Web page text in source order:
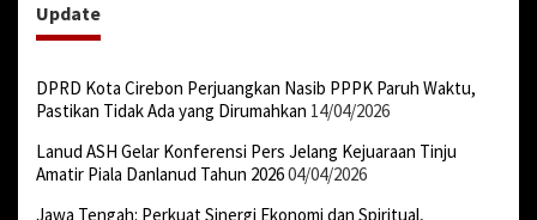
Update
DPRD Kota Cirebon Perjuangkan Nasib PPPK Paruh Waktu,
Pastikan Tidak Ada yang Dirumahkan 14/04/2026
Lanud ASH Gelar Konferensi Pers Jelang Kejuaraan Tinju
Amatir Piala Danlanud Tahun 202604/04/2026
Jawa Tengah: Perkuat Sinergi Ekonomi dan Spiritual,